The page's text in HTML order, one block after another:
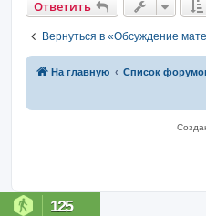
Ответить
Вернуться в «Обсуждение
На главную Список
125